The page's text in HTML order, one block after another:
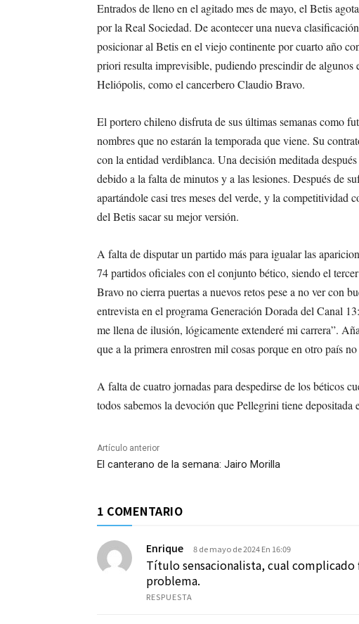
Entrados de lleno en el agitado mes de mayo, el Betis
por la Real Sociedad. De acontecer una nueva
posicionar al Betis en el viejo continente por cuarto año
priori resulta imprevisible, pudiendo prescindir de algunos
Heliópolis, como el cancerbero Claudio Bravo.
El portero chileno disfruta de sus últimas semanas como
nombres que no estarán la temporada que viene. Su
con la entidad verdiblanca. Una decisión meditada
debido a la falta de minutos y a las lesiones. Después de
apartándole casi tres meses del verde, y la
del Betis sacar su mejor versión.
A falta de disputar un partido más para igualar las
74 partidos oficiales con el conjunto bético, siendo el
Bravo no cierra puertas a nuevos retos pese a no ver con
entrevista en el programa Generación Dorada del Canal
me llena de ilusión, lógicamente extenderé mi carrera”.
que a la primera enrostren mil cosas porque en otro país no
A falta de cuatro jornadas para despedirse de los béticos
todos sabemos la devoción que Pellegrini tiene
Artículo anterior
El canterano de la semana: Jairo Morilla
1 COMENTARIO
Enrique 8 de mayo de 2024 En 16:09
Título sensacionalista, cual complicado
problema.
RESPUESTA